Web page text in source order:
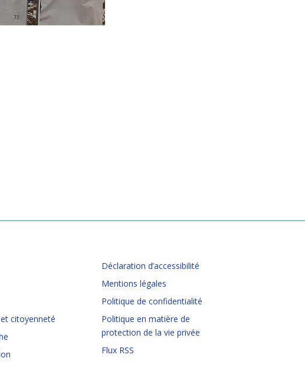
citoyenneté
Déclaration d’accessibilité
Mentions légales
Politique de confidentialité
Politique en matière de
protection de la vie privée
Flux RSS